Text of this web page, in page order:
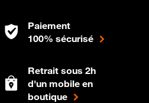
Paiement
100% sécurisé
Retrait sous 2h
d'un mobile en
boutique